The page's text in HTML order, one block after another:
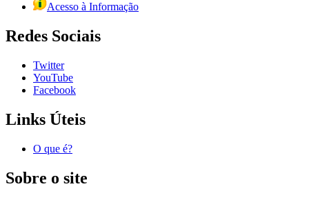
Acesso à Informação
Redes Sociais
Twitter
YouTube
Facebook
Links Úteis
O que é?
Sobre o site